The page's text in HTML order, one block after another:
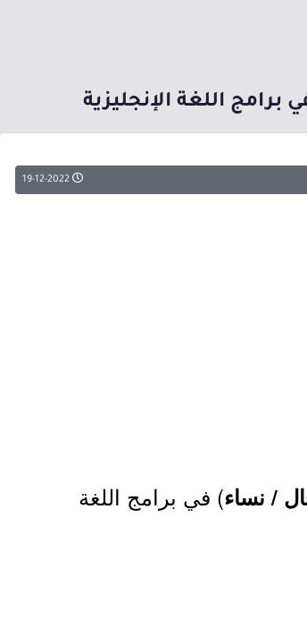
اللغة الإنجليزية
/ نساء) في برامج اللغة